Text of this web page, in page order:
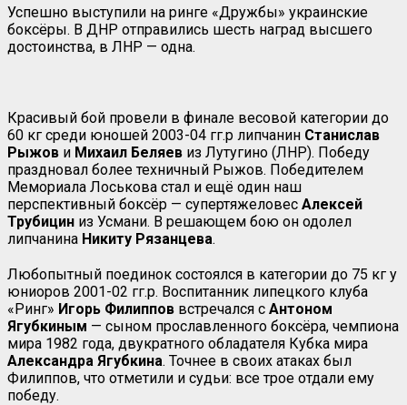
Успешно выступили на ринге «Дружбы» украинские
боксёры. В ДНР отправились шесть наград высшего
достоинства, в ЛНР — одна.
Красивый бой провели в финале весовой категории до
60 кг среди юношей 2003-04 гг.р липчанин Станислав
Рыжов и Михаил Беляев из Лутугино (ЛНР). Победу
праздновал более техничный Рыжов. Победителем
Мемориала Лоськова стал и ещё один наш
перспективный боксёр — супертяжеловес Алексей
Трубицин из Усмани. В решающем бою он одолел
липчанина Никиту Рязанцева.
Любопытный поединок состоялся в категории до 75 кг у
юниоров 2001-02 гг.р. Воспитанник липецкого клуба
«Ринг» Игорь Филиппов встречался с Антоном
Ягубкиным — сыном прославленного боксёра, чемпиона
мира 1982 года, двукратного обладателя Кубка мира
Александра Ягубкина. Точнее в своих атаках был
Филиппов, что отметили и судьи: все трое отдали ему
победу.